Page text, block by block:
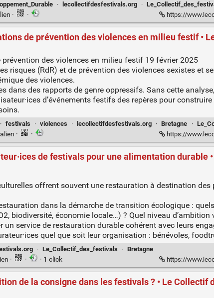
· lecollectifdesfestivals.org ·
· · https://
de prévention des violences en milieu festif •
des violences en milieu festif 19 février 2025
risques (RdR) et de prévention des violences sexistes et
des violences.
dans des rapports de genre oppressifs. Sans cette
d’événements festifs des repères pour
· festivals · violences · lecollectifdesfestivals.org · Bretagne ·
· · https://
de festivals pour une alimentation durable
offrent souvent une restauration à destination des
dans la démarche de transition écologique :
biodiversité, économie locale…) ? Quel niveau d’ambition
service de restauration durable cohérent avec leurs
quel que soit leur organisation : bénévoles,
· Le_Collectif_des_festivals · Bretagne
· · · 1 click https://
de la consigne dans les festivals ? • Le Collectif